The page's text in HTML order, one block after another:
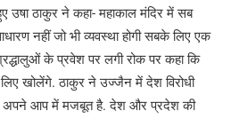
उषा ठाकुर ने कहा- महाकाल मंदिर में सब
नहीं जो भी व्यवस्था होगी सबके लिए एक
के प्रवेश पर लगी रोक पर कहा कि
खोलेंगे. ठाकुर ने उज्जैन में देश विरोधी
अपने आप में मजबूत है. देश और प्रदेश की